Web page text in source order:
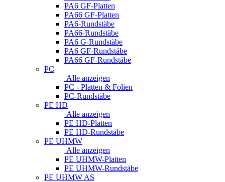
PA6 GF-Platten
PA66 GF-Platten
PA6-Rundstäbe
PA66-Rundstäbe
PA6 G-Rundstäbe
PA6 GF-Rundstäbe
PA66 GF-Rundstäbe
PC
Alle anzeigen
PC - Platten & Folien
PC-Rundstäbe
PE HD
Alle anzeigen
PE HD-Platten
PE HD-Rundstäbe
PE UHMW
Alle anzeigen
PE UHMW-Platten
PE UHMW-Rundstäbe
PE UHMW AS